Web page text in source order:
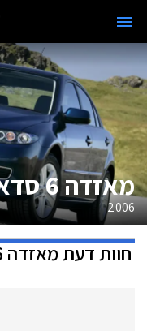
מאזדה 6 סדאן
2006
חוות דעתמאזדה 6 סדאן